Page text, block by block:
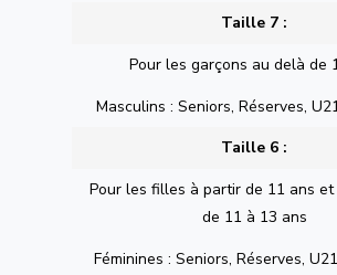
Taille 7 :
Pour les garçons au delà de
Masculins : Seniors, Réserves,
Taille 6 :
Pour les filles à partir de 11 ans
de 11 à 13 ans
Féminines : Seniors, Réserves,